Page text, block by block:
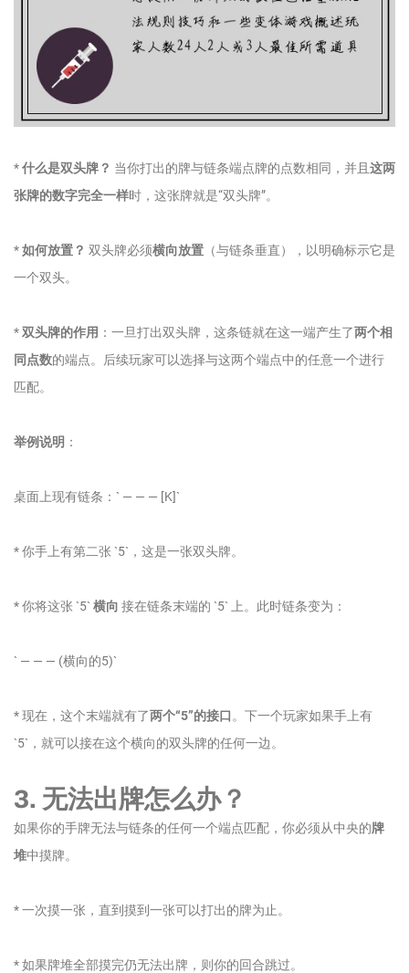
*什么是双头牌？ 当你打出的牌与链条端点牌的点数相同，并且 这两
张牌的数字完全一样时，这张牌就是“双头牌”。
*如何放置？ 双头牌必须横向放置 （与链条垂直），以明确标示它是
一个双头。
*双头牌的作用 ：一旦打出双头牌，这条链就在这一端产生了两个相
同点数的端点。后续玩家可以选择与这两个端点中的任意一个进行
匹配。
举例说明 ：
桌面上现有链条：` — — — [K]`
* 你手上有第二张 `5`，这是一张双头牌。
* 你将这张 `5` 横向 接在链条末端的 `5` 上。此时链条变为：
` — — — (横向的5)`
* 现在，这个末端就有了两个“5”的接口 。下一个玩家如果手上有
`5`，就可以接在这个横向的双头牌的任何一边。
3. 无法出牌怎么办？
如果你的手牌无法与链条的任何一个端点匹配，你必须从中央的牌
堆中摸牌。
* 一次摸一张，直到摸到一张可以打出的牌为止。
* 如果牌堆全部摸完仍无法出牌，则你的回合跳过。